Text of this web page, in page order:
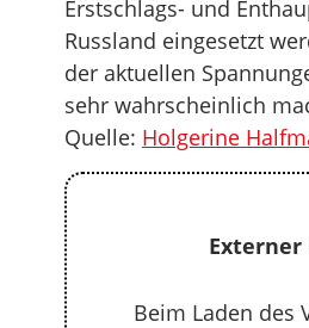
Erstschlags- und
Russland eingesetzt
der aktuellen
sehr wahrscheinlich
Quelle: Holgerine
Beim Laden des